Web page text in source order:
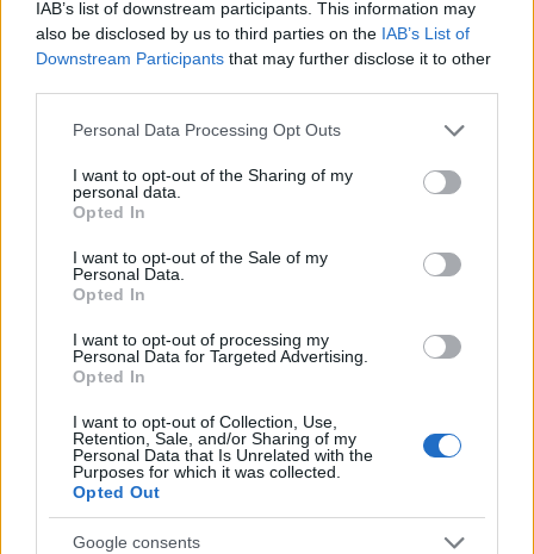
IAB’s list of downstream participants. This information may
also be disclosed by us to third parties on the IAB’s List of
Downstream Participants that may further disclose it to other
Please note that this website/app uses one or more Google
not limited to your visit or usage behaviour. You may click to
grant or deny consent to Google and its third-party tags to
use your data for below specified purposes in below Google
consent section.
Personal Data Processing Opt Outs
I want to opt-out of the Sharing of my
personal data.
Opted In
I want to opt-out of the Sale of my
Personal Data.
Opted In
I want to opt-out of processing my
Personal Data for Targeted Advertising.
Opted In
I want to opt-out of Collection, Use,
Retention, Sale, and/or Sharing of my
Personal Data that Is Unrelated with the
Purposes for which it was collected.
Opted Out
Google consents
miután maszturbációs segédeszköznek nevezte
az MSZP-s Tóbiás József feleségét, Rába Tímeát.
Hogy ezek az övön aluli támadások miért hasznosak
a Fidesznek, azt nem nehéz megmagyarázni.
Ellenfeleikről könnyen megjegyezhető, dehonesztáló,
negatív üzeneteket címeznek így azokhoz a
választókhoz is, akiket egyébként nem érdekelnek a